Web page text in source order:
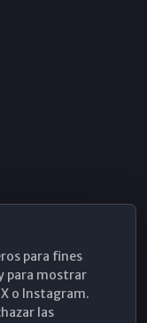
para fines
para mostrar
o Instagram.
las